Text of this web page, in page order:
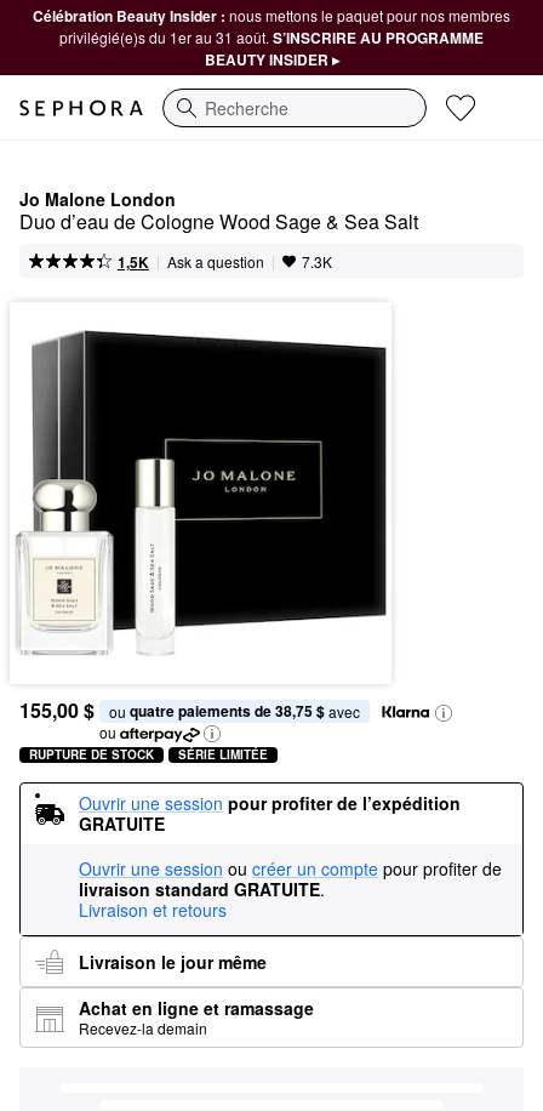
Célébration Beauty Insider : nous mettons le paquet pour nos membres
privilégié(e)s du 1er au 31 août. S’INSCRIRE AU PROGRAMME
BEAUTY INSIDER ▸
Recherche
Jo Malone London
Duo d’eau de Cologne Wood Sage & Sea Salt
1,5K | Ask a question | 7.3K
155,00 $ ou quatre paiements de 38,75 $ avec
ou
RUPTURE DE STOCK SÉRIE LIMITÉE
Ouvrir une session pour profiter de l’expédition
GRATUITE
Ouvrir une session ou créer un compte pour profiter de
livraison standard GRATUITE.
Livraison et retours
Livraison le jour même
Achat en ligne et ramassage
Recevez-la demain